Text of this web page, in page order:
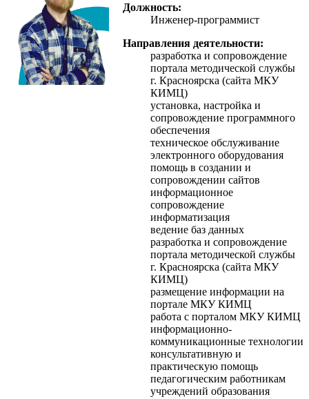
Должность:
Инженер-программист
Направления деятельности:
разработка и сопровождение
портала методической службы
г. Красноярска (сайта МКУ
КИМЦ)
установка, настройка и
сопровождение программного
обеспечения
техническое обслуживание
электронного оборудования
помощь в создании и
сопровождении сайтов
информационное
сопровождение
информатизация
ведение баз данных
разработка и сопровождение
портала методической службы
г. Красноярска (сайта МКУ
КИМЦ)
размещение информации на
портале МКУ КИМЦ
работа с порталом МКУ КИМЦ
информационно-
коммуникационные технологии
консультативную и
практическую помощь
педагогическим работникам
учреждений образования